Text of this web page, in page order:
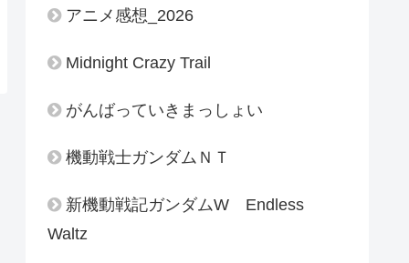
アニメ感想_2026
Midnight Crazy Trail
がんばっていきまっしょい
機動戦士ガンダムＮＴ
新機動戦記ガンダムW Endless
Waltz